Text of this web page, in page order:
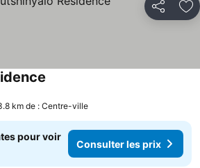
Partager
km de : Centre-ville
pour voir
Consulter les prix